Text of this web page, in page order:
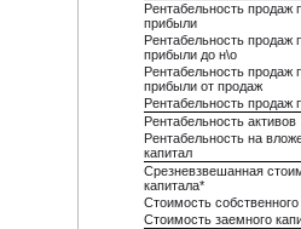
Рентабельность продаж
прибыли
Рентабельность продаж
прибыли до н\о
Рентабельность продаж
прибыли от продаж
Рентабельность продаж
Рентабельность активов
Рентабельность на
капитал
Срезневзвешанная
капитала*
Стоимость собственного
Стоимость заемного